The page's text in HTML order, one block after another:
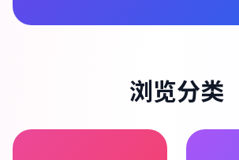
浏览分类